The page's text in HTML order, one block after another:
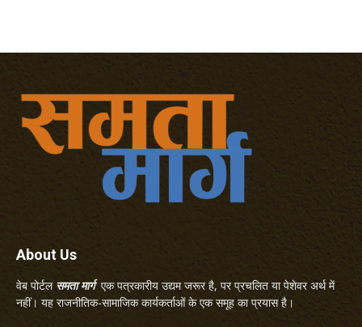
About Us
वेब पोर्टल समता मार्गएक पत्रकारीय उद्यम जरूर है, पर प्रचलित या पेशेवर अर्थ में
नहीं। यह राजनीतिक-सामाजिक कार्यकर्ताओं के एक समूह का प्रयास है।